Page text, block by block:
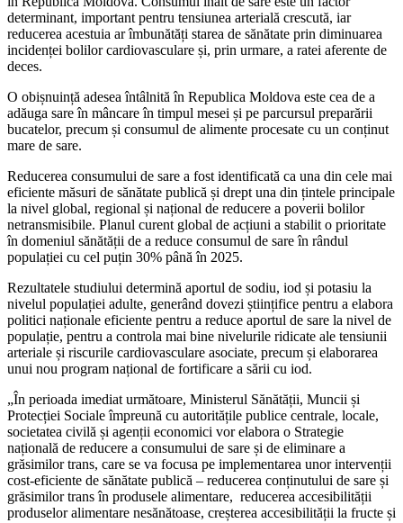
determinant, important pentru tensiunea arterială crescută, iar
reducerea acestuia ar îmbunătăți starea de sănătate prin diminuarea
incidenței bolilor cardiovasculare și, prin urmare, a ratei aferente de
deces.
O obișnuință adesea întâlnită în Republica Moldova este cea de a
adăuga sare în mâncare în timpul mesei și pe parcursul preparării
bucatelor, precum și consumul de alimente procesate cu un conținut
mare de sare.
Reducerea consumului de sare a fost identificată ca una din cele mai
eficiente măsuri de sănătate publică și drept una din țintele principale
la nivel global, regional și național de reducere a poverii bolilor
netransmisibile. Planul curent global de acțiuni a stabilit o prioritate
în domeniul sănătății de a reduce consumul de sare în rândul
populației cu cel puțin 30% până în 2025.
Rezultatele studiului determină aportul de sodiu, iod și potasiu la
nivelul populației adulte, generând dovezi științifice pentru a elabora
politici naționale eficiente pentru a reduce aportul de sare la nivel de
populație, pentru a controla mai bine nivelurile ridicate ale tensiunii
arteriale și riscurile cardiovasculare asociate, precum și elaborarea
unui nou program național de fortificare a sării cu iod.
„În perioada imediat următoare, Ministerul Sănătății, Muncii și
Protecției Sociale împreună cu autoritățile publice centrale, locale,
societatea civilă și agenții economici vor elabora o Strategie
națională de reducere a consumului de sare și de eliminare a
grăsimilor trans, care se va focusa pe implementarea unor intervenții
cost-eficiente de sănătate publică – reducerea conținutului de sare și
grăsimilor trans în produsele alimentare, reducerea accesibilității
produselor alimentare nesănătoase, creșterea accesibilității la fructe și